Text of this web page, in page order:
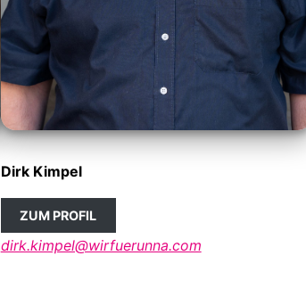
Dirk Kimpel
ZUM PROFIL
dirk.kimpel@wirfuerunna.com